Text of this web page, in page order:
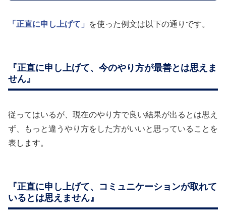
「正直に申し上げて」 を使った例文は以下の通りです。
『正直に申し上げて、今のやり方が最善とは思えま
せん』
従ってはいるが、現在のやり方で良い結果が出るとは思え
ず、もっと違うやり方をした方がいいと思っていることを
表します。
『正直に申し上げて、コミュニケーションが取れて
いるとは思えません』